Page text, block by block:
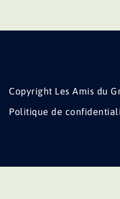
Copyright Les Amis du
Politique de